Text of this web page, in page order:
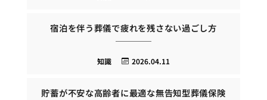
宿泊を伴う葬儀で疲れを残さない過ごし方
2026.04.11
知識
貯蓄が不安な高齢者に最適な無告知型葬儀保険